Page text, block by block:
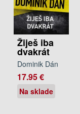
Žiješ iba
dvakrát
Dominik Dán
17.95 €
Na sklade